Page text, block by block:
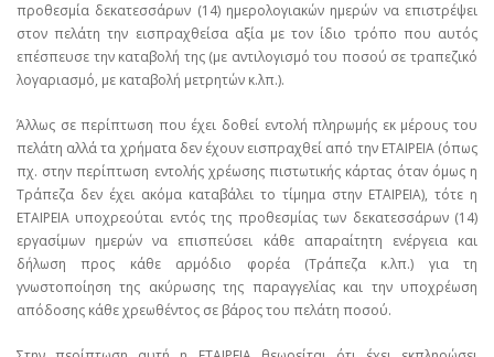
προθεσμία δεκατεσσάρων (14) ημερολογιακών ημερών να επιστρέψει
στον πελάτη την εισπραχθείσα αξία με τον ίδιο τρόπο που αυτός
επέσπευσε την καταβολή της (με αντιλογισμό του ποσού σε τραπεζικό
λογαριασμό, με καταβολή μετρητών κ.λπ.).
Άλλως σε περίπτωση που έχει δοθεί εντολή πληρωμής εκ μέρους του
πελάτη αλλά τα χρήματα δεν έχουν εισπραχθεί από την ΕΤΑΙΡΕΙΑ (όπως
πχ. στην περίπτωση εντολής χρέωσης πιστωτικής κάρτας όταν όμως η
Τράπεζα δεν έχει ακόμα καταβάλει το τίμημα στην ΕΤΑΙΡΕΙΑ), τότε η
ΕΤΑΙΡΕΙΑ υποχρεούται εντός της προθεσμίας των δεκατεσσάρων (14)
εργασίμων ημερών να επισπεύσει κάθε απαραίτητη ενέργεια και
δήλωση προς κάθε αρμόδιο φορέα (Τράπεζα κ.λπ.) για τη
γνωστοποίηση της ακύρωσης της παραγγελίας και την υποχρέωση
απόδοσης κάθε χρεωθέντος σε βάρος του πελάτη ποσού.